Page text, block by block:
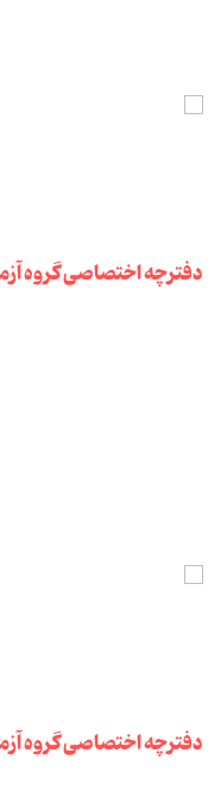
دفترچه اختصاصی گروه
دفترچه اختصاصی گروه